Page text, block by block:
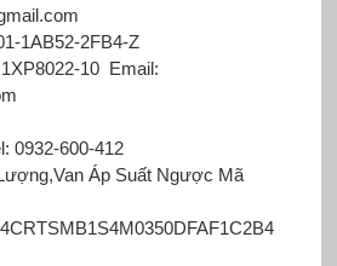
1AB52-2FB4-Z
10 Email:
0932-600-412
Áp Suất Ngược Mã